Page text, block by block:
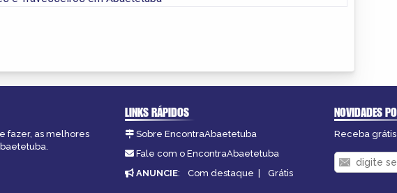
fazer, as melhores
LINKS RÁPIDOS
Sobre EncontraAbaetetuba
Fale com o EncontraAbaetetuba
ANUNCIE: Com destaque | Grátis
NOVIDADES
Receba